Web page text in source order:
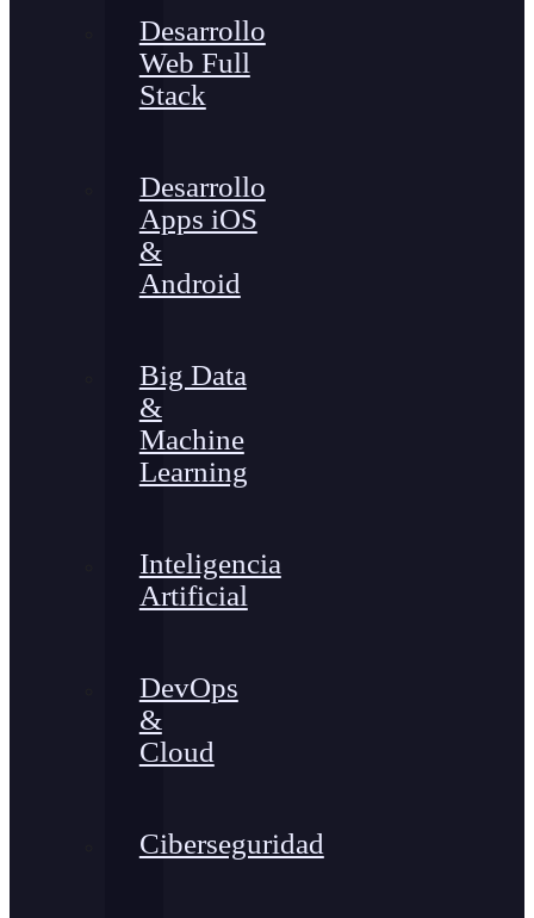
Desarrollo
Web Full
Stack
Desarrollo
Apps iOS
&
Android
Big Data
&
Machine
Learning
Inteligencia
Artificial
DevOps
&
Cloud
Ciberseguridad